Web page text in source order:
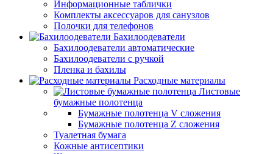
Информационные таблички
Комплекты аксессуаров для санузлов
Полочки для телефонов
Бахилоодеватели
Бахилоодеватели автоматические
Бахилоодеватели с ручкой
Пленка и бахилы
Расходные материалы
Листовые
бумажные полотенца
Бумажные полотенца V сложения
Бумажные полотенца Z сложения
Туалетная бумага
Кожные антисептики